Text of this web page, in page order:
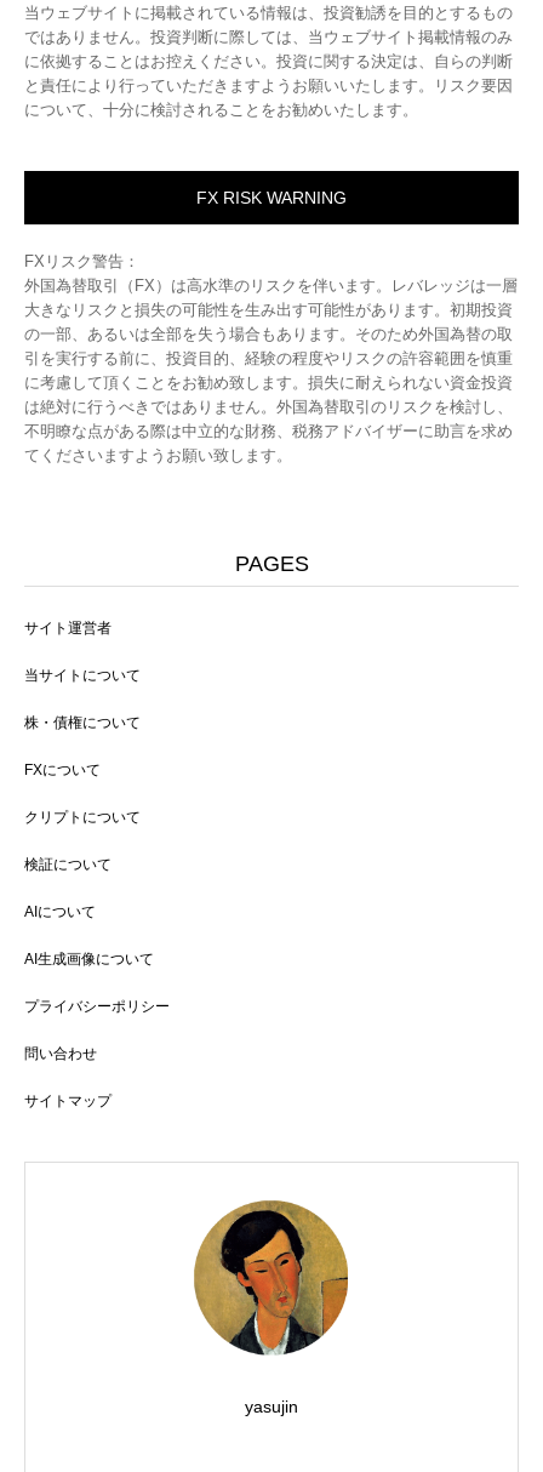
当ウェブサイトに掲載されている情報は、投資勧誘を目的とするもの
ではありません。投資判断に際しては、当ウェブサイト掲載情報のみ
に依拠することはお控えください。投資に関する決定は、自らの判断
と責任により行っていただきますようお願いいたします。リスク要因
について、十分に検討されることをお勧めいたします。
FX RISK WARNING
FXリスク警告：
外国為替取引（FX）は高水準のリスクを伴います。レバレッジは一層
大きなリスクと損失の可能性を生み出す可能性があります。初期投資
の一部、あるいは全部を失う場合もあります。そのため外国為替の取
引を実行する前に、投資目的、経験の程度やリスクの許容範囲を慎重
に考慮して頂くことをお勧め致します。損失に耐えられない資金投資
は絶対に行うべきではありません。外国為替取引のリスクを検討し、
不明瞭な点がある際は中立的な財務、税務アドバイザーに助言を求め
てくださいますようお願い致します。
PAGES
サイト運営者
当サイトについて
株・債権について
FXについて
クリプトについて
検証について
AIについて
AI生成画像について
プライバシーポリシー
問い合わせ
サイトマップ
yasujin